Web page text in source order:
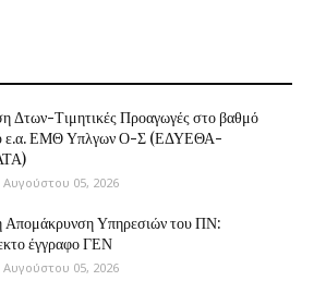
Δτων-Τιμητικές Προαγωγές στο βαθμό
ε.α. ΕΜΘ Υπλγων Ο-Σ (ΕΔΥΕΘΑ-
05, 2026
Απομάκρυνση Υπηρεσιών του ΠΝ:
έγγραφο ΓΕΝ
05, 2026